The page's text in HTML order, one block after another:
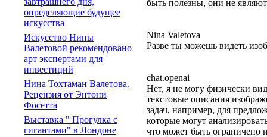
быть полезны, они не
Nina Valetova
Разве ты можешь видеть
chat.openai
Нет, я не могу физически
текстовые описания
задач, например, для
которые могут
что может быть ограничено
определяющие будущее
искусства
Искусство Нины
Валетовой рекомендовано
арт экспертами для
инвестиций
Нина Тохтаман Валетова.
Рецензия от Энтони
Фосетта
Выставка " Прогулка с
гигантами" в Лондоне